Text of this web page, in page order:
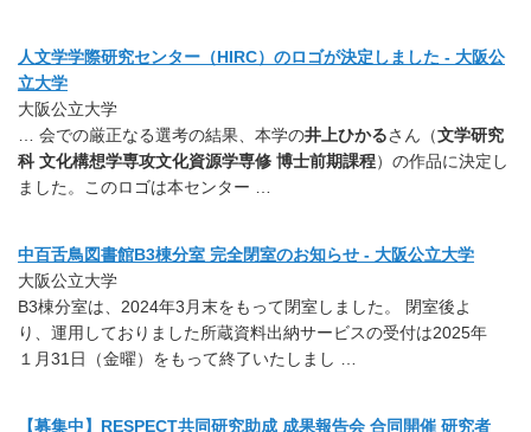
人文学学際研究センター（HIRC）のロゴが決定しました - 大阪公
立大学
大阪公立大学
… 会での厳正なる選考の結果、本学の井上ひかるさん（文学研究
科 文化構想学専攻文化資源学専修 博士前期課程）の作品に決定し
ました。このロゴは本センター …
中百舌鳥図書館B3棟分室 完全閉室のお知らせ - 大阪公立大学
大阪公立大学
B3棟分室は、2024年3月末をもって閉室しました。 閉室後よ
り、運用しておりました所蔵資料出納サービスの受付は2025年
１月31日（金曜）をもって終了いたしまし …
【募集中】RESPECT共同研究助成 成果報告会 合同開催 研究者